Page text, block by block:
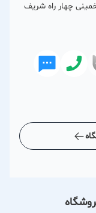
چهار راه شریف